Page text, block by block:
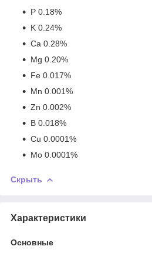
P 0.18%
K 0.24%
Ca 0.28%
Mg 0.20%
Fe 0.017%
Mn 0.001%
Zn 0.002%
B 0.018%
Cu 0.0001%
Mo 0.0001%
Скрыть
Характеристики
Основные